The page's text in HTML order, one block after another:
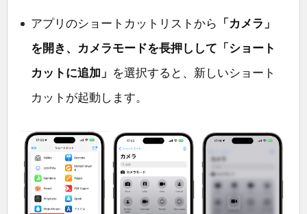
アプリのショートカットリストから
「カメラ」
を開き、カメラモードを長押しして「ショート
カットに追加」 を選択すると、新しいショート
カットが起動します。